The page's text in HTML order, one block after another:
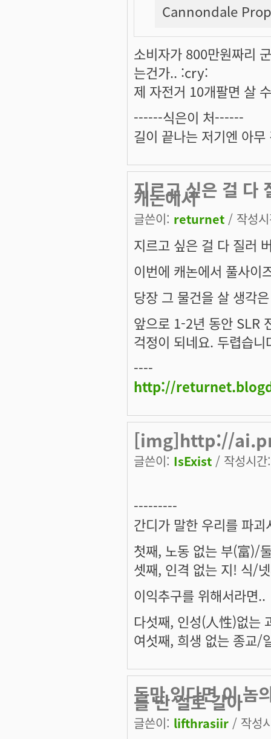
Cannondale
소비자가 800만원짜리
는건가.. :cry:
제 자전거 10개팔면 살
------식은이 처------
길이 끝나는 저기엔 아
지르고 싶은 걸 다
캐논에서
글쓴이: returnet / 작성
지르고 싶은 걸 다 질러
이번에 캐논에서 풀사이
당장 그 물건을 살 생각
앞으로 1-2년 동안 SLR
걱정이 되네요. 두렵습니
----
http://
[img]http://
글쓴이: IsExist / 작성시
---------
간디가 말한 우리를 파
첫째, 노동 없는 부(富)/
셋째, 인격 없는 지! 식/
이익추구를 위해서라면..
다섯째, 인성(人性)없는
여섯째, 희생 없는 종교/
돈만 있다면 이 놈
를 딴 걸로 갈아
글쓴이: lifthrasiir / 작성